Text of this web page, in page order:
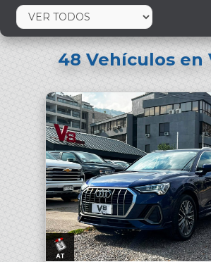
48Vehículos en